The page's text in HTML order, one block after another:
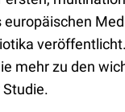
europäischen
mehr zu den